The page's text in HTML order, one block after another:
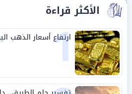
الأكثر قراءة
1
ارتفاع أسعار الذهب